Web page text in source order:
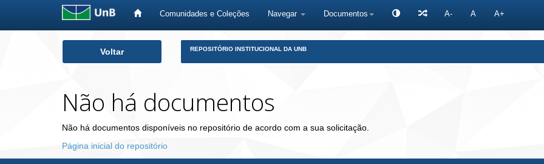
Comunidades e Coleções Navegar Documentos A- A A+
Voltar REPOSITÓRIO INSTITUCIONAL DA UNB
Não há documentos
Não há documentos disponíveis no repositório de acordo com a sua solicitação.
Página inicial do repositório